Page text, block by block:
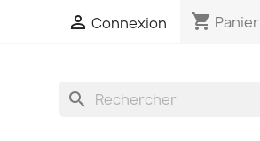
 Connexion shopping_cart Panier
search